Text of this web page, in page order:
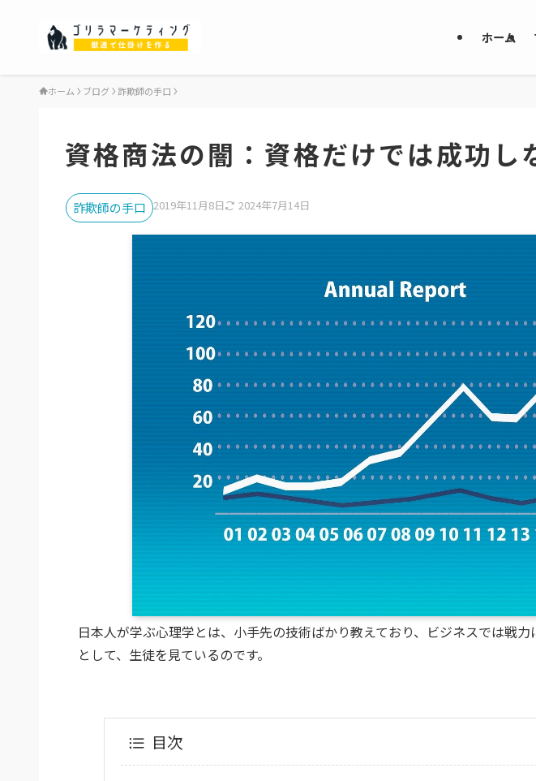
ホーム
ホーム ブログ 詐欺師の手口
資格商法の闇：資格だけでは成功し
詐欺師の手口 2019年11月8日 2024年7月14日
日本人が学ぶ心理学とは、小手先の技術ばかり教えており、ビジネスでは戦
として、生徒を見ているのです。
目次